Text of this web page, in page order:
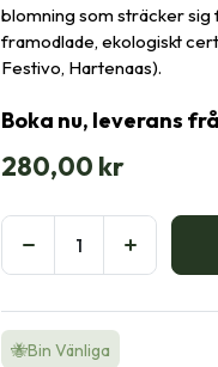
blomning som sträcker
framodlade, ekologiskt
Festivo, Hartenaas).
Boka nu, leverans
280,00 kr
🐝Bin Vänliga